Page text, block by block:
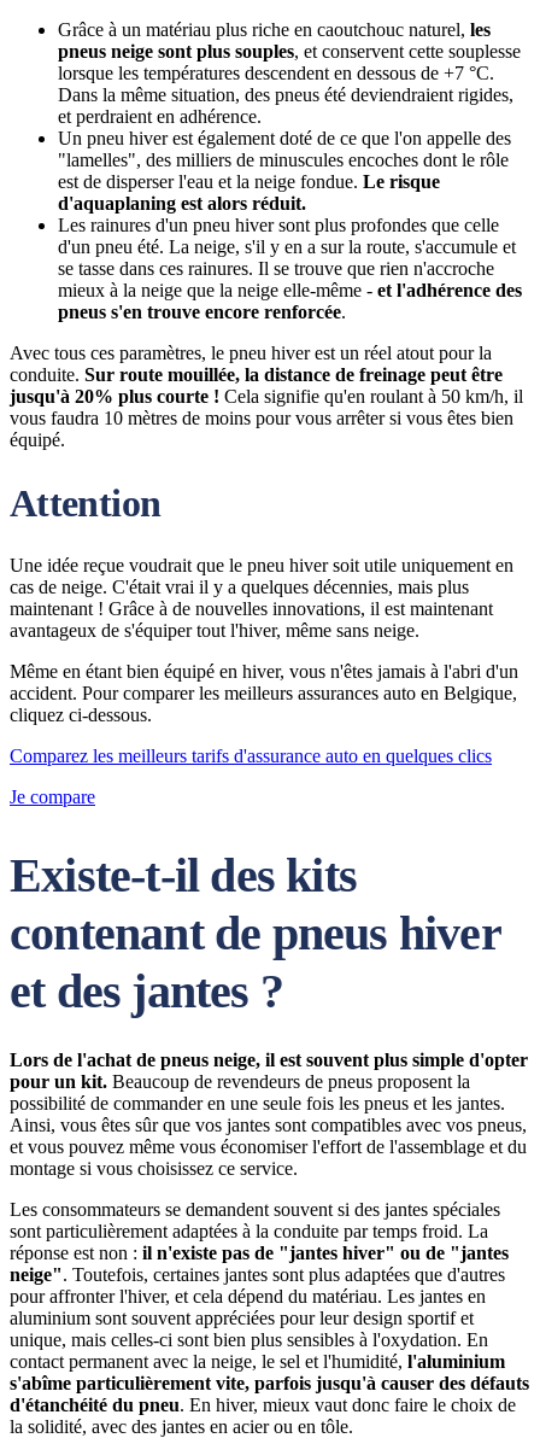
Grâce à un matériau plus riche en caoutchouc naturel, les
pneus neige sont plus souples, et conservent cette souplesse
lorsque les températures descendent en dessous de +7 °C.
Dans la même situation, des pneus été deviendraient rigides,
et perdraient en adhérence.
Un pneu hiver est également doté de ce que l'on appelle des
"lamelles", des milliers de minuscules encoches dont le rôle
est de disperser l'eau et la neige fondue. Le risque
d'aquaplaning est alors réduit.
Les rainures d'un pneu hiver sont plus profondes que celle
d'un pneu été. La neige, s'il y en a sur la route, s'accumule et
se tasse dans ces rainures. Il se trouve que rien n'accroche
mieux à la neige que la neige elle-même - et l'adhérence des
pneus s'en trouve encore renforcée.
Avec tous ces paramètres, le pneu hiver est un réel atout pour la
conduite. Sur route mouillée, la distance de freinage peut être
jusqu'à 20% plus courte ! Cela signifie qu'en roulant à 50 km/h, il
vous faudra 10 mètres de moins pour vous arrêter si vous êtes bien
équipé.
Attention
Une idée reçue voudrait que le pneu hiver soit utile uniquement en
cas de neige. C'était vrai il y a quelques décennies, mais plus
maintenant ! Grâce à de nouvelles innovations, il est maintenant
avantageux de s'équiper tout l'hiver, même sans neige.
Même en étant bien équipé en hiver, vous n'êtes jamais à l'abri d'un
accident. Pour comparer les meilleurs assurances auto en Belgique,
cliquez ci-dessous.
Comparez les meilleurs tarifs d'assurance auto en quelques clics
Je compare
Existe-t-il des kits
contenant de pneus hiver
et des jantes ?
Lors de l'achat de pneus neige, il est souvent plus simple d'opter
pour un kit. Beaucoup de revendeurs de pneus proposent la
possibilité de commander en une seule fois les pneus et les jantes.
Ainsi, vous êtes sûr que vos jantes sont compatibles avec vos pneus,
et vous pouvez même vous économiser l'effort de l'assemblage et du
montage si vous choisissez ce service.
Les consommateurs se demandent souvent si des jantes spéciales
sont particulièrement adaptées à la conduite par temps froid. La
réponse est non : il n'existe pas de "jantes hiver" ou de "jantes
neige". Toutefois, certaines jantes sont plus adaptées que d'autres
pour affronter l'hiver, et cela dépend du matériau. Les jantes en
aluminium sont souvent appréciées pour leur design sportif et
unique, mais celles-ci sont bien plus sensibles à l'oxydation. En
contact permanent avec la neige, le sel et l'humidité, l'aluminium
s'abîme particulièrement vite, parfois jusqu'à causer des défauts
d'étanchéité du pneu. En hiver, mieux vaut donc faire le choix de
la solidité, avec des jantes en acier ou en tôle.